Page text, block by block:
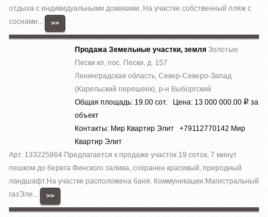
отдыха с индивидуальными домиками. На участке собственный пляж с
соснами...
>>
Продажа Земельные участки, земля Золотые
Пески кп, пос. Пески, д. 157
Ленинградская область, Север-Северо-Запад
(Карельский перешеек), р-н Выборгский
Общая площадь: 19.00 сот. Цена: 13 000 000.00 Р за
объект
Контакты: Мир Квартир Элит +79112770142 Мир
Квартир Элит
Арт. 133225864 Предлагается к продаже участок 19 соток, 7 минут
пешком до берега Финского залива, сохранен красивый, природный
ландшафт.На участке расположена баня. Коммуникации:Магистральный
газЭле...
>>